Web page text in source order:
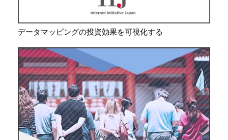
データマッピングの投資効果を可視化する